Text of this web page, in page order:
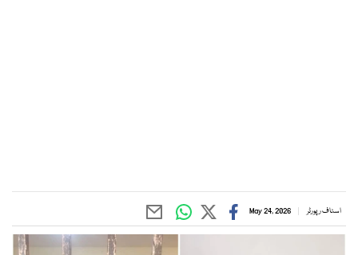
اسٹاف رپورٹر May 24, 2026